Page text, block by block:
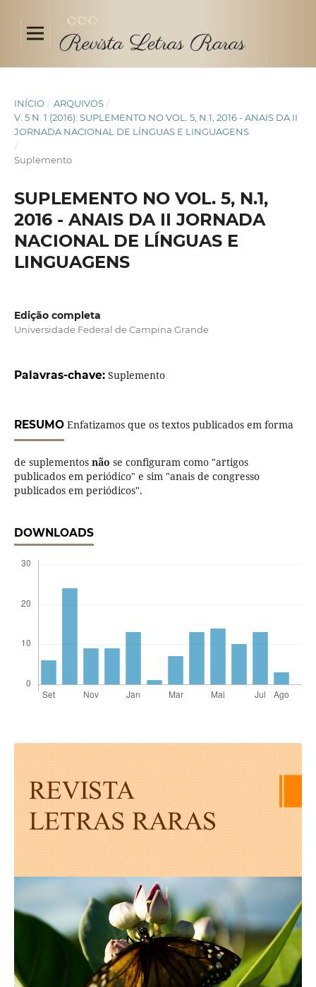
INÍCIO / ARQUIVOS /
V. 5 N. 1 (2016): SUPLEMENTO NO VOL. 5, N.1, 2016 - ANAIS DA II
JORNADA NACIONAL DE LÍNGUAS E LINGUAGENS
/
Suplemento
SUPLEMENTO NO VOL. 5, N.1,
2016 - ANAIS DA II JORNADA
NACIONAL DE LÍNGUAS E
LINGUAGENS
Edição completa
Universidade Federal de Campina Grande
Palavras-chave: Suplemento
RESUMOEnfatizamos que os textos publicados em forma
de suplementos não se configuram como "artigos
publicados em periódico" e sim "anais de congresso
publicados em periódicos".
DOWNLOADS